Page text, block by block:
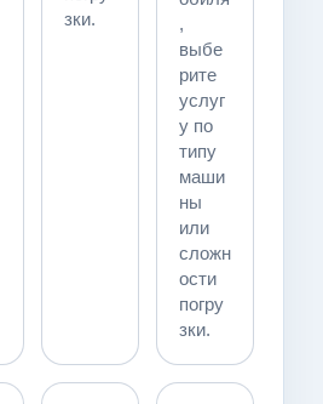
зки.
,
выбе
рите
услуг
у по
типу
маши
ны
или
сложн
ости
погру
зки.